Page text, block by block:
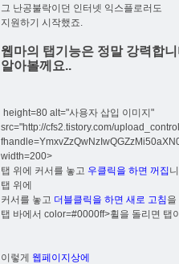
그 난공불락이던 인터넷 익스플로러도
지원하기 시작했죠.
웹마의 탭기능은 정말 강력합
알아볼께요..
height=80 alt="사용자 삽입 이미지"
src="http://cfs2.tistory.com/
width=200>
탭 위에 커서를 놓고 우클릭을 하면 꺼집
탭 위에
커서를 놓고 더블클릭을 하면 새로 고침 을
탭 바에서 color=#0000ff>휠을 돌리면 탭
이렇게 웹페이지상에